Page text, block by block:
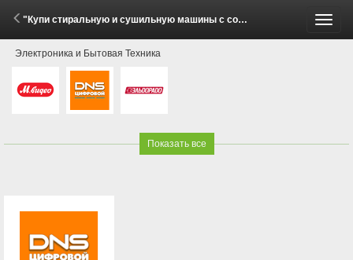
"Купи стиральную и сушильную машины с соединительным элементом Midea — получи скидку 20%!" (1 - 30 Июня 2026)
Электроника и Бытовая Техника
Показать все